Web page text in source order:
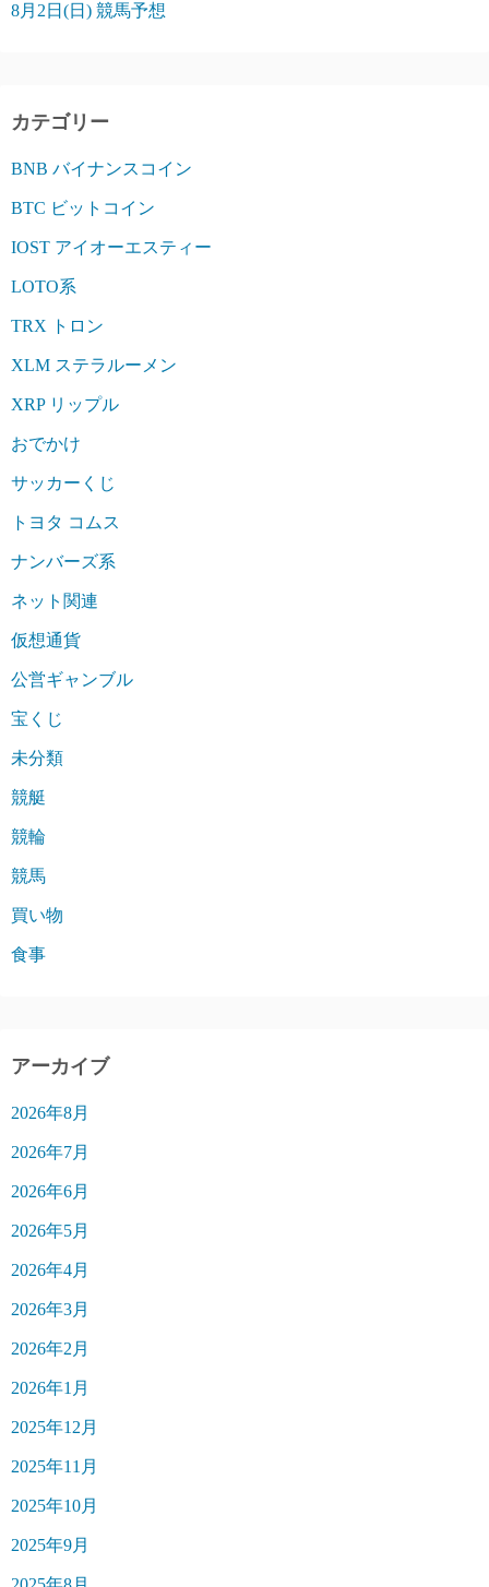
8月2日(日) 競馬予想
カテゴリー
BNB バイナンスコイン
BTC ビットコイン
IOST アイオーエスティー
LOTO系
TRX トロン
XLM ステラルーメン
XRP リップル
おでかけ
サッカーくじ
トヨタ コムス
ナンバーズ系
ネット関連
仮想通貨
公営ギャンブル
宝くじ
未分類
競艇
競輪
競馬
買い物
食事
アーカイブ
2026年8月
2026年7月
2026年6月
2026年5月
2026年4月
2026年3月
2026年2月
2026年1月
2025年12月
2025年11月
2025年10月
2025年9月